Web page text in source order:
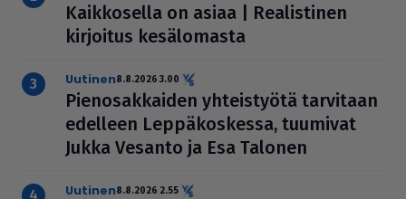
Kaik­ko­sella on asiaa | Rea­lis­ti­nen
kirjoitus kesä­lo­masta
uutinen8.8.2026 3.00
Pie­no­sak­kai­den yhteis­työtä tarvitaan
edelleen Lep­pä­kos­kessa, tuumivat
Jukka Vesanto ja Esa Talonen
uutinen8.8.2026 2.55